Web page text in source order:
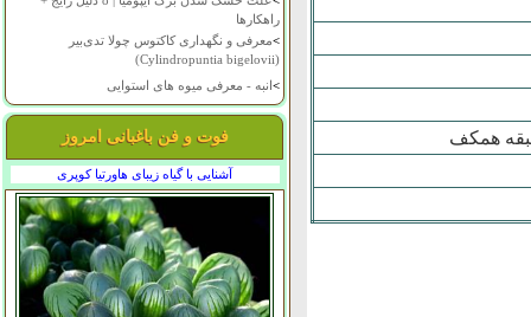
راهکارها
>معرفی و نگهداری کاکتوس چولا تدی‌بیر
(Cylindropuntia bigelovii)
>انبه - معرفی میوه های استوایی
فوت و فن باغبانی امروز
آشنایی با گیاه زیبای هاورتیا کوپری
همکف